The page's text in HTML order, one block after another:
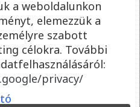
a weboldalunkon
elemezzük a
szabott
célokra. További
privacy/